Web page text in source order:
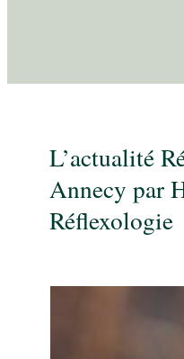
L’actualité
Annecy par
Réflexologie